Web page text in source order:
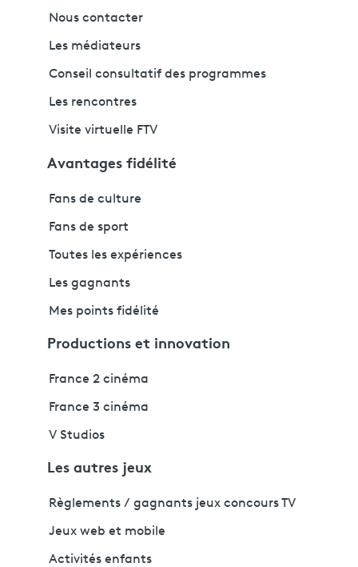
Nous contacter
Les médiateurs
Conseil consultatif des programmes
Les rencontres
Visite virtuelle FTV
Avantages fidélité
Fans de culture
Fans de sport
Toutes les expériences
Les gagnants
Mes points fidélité
Productions et innovation
France 2 cinéma
France 3 cinéma
V Studios
Les autres jeux
Règlements / gagnants jeux concours TV
Jeux web et mobile
Activités enfants